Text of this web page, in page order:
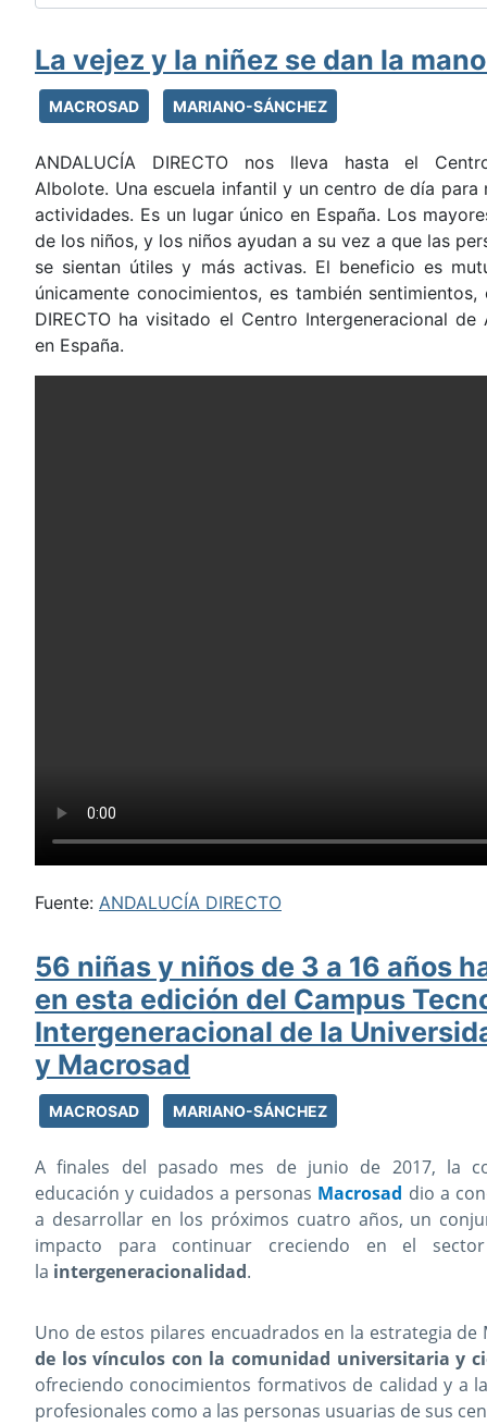
La vejez y la niñez se dan la
MACROSAD MARIANO-SÁNCHEZ
ANDALUCÍA DIRECTO nos lleva hasta el
Albolote. Una escuela infantil y un centro de día para
actividades. Es un lugar único en España. Los
de los niños, y los niños ayudan a su vez a que las
se sientan útiles y más activas. El beneficio es
únicamente conocimientos, es también sentimientos,
DIRECTO ha visitado el Centro Intergeneracional
en España.
Fuente: ANDALUCÍA DIRECTO
56 niñas y niños de 3 a 16 años
en esta edición del Campus
Intergeneracional de la
y Macrosad
MACROSAD MARIANO-SÁNCHEZ
A finales del pasado mes de junio de 2017, la
educación y cuidados a personas Macrosad dio a
a desarrollar en los próximos cuatro años, un
impacto para continuar creciendo en el
la intergeneracionalidad.
Uno de estos pilares encuadrados en la estrategia de
de los vínculos con la comunidad universitaria y
ofreciendo conocimientos formativos de calidad y a
profesionales como a las personas usuarias de sus